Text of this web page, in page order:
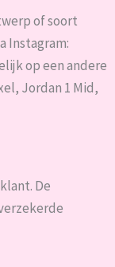
of soort
Instagram:
op een andere
Jordan 1 Mid,
De